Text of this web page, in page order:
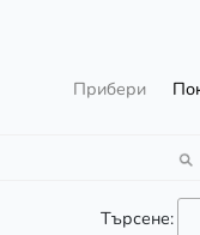
Прибери
Търсене: